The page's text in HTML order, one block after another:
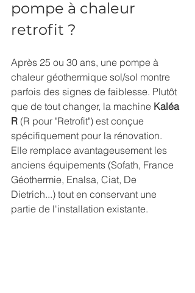
pompe à chaleur
retrofit ?
Après 25 ou 30 ans, une pompe à
chaleur géothermique sol/sol montre
parfois des signes de faiblesse. Plutôt
que de tout changer, la machine Kaléa
R (R pour "Retrofit") est conçue
spécifiquement pour la rénovation.
Elle remplace avantageusement les
anciens équipements (Sofath, France
Géothermie, Enalsa, Ciat, De
Dietrich...) tout en conservant une
partie de l'installation existante.